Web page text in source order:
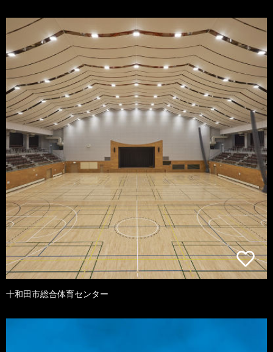
十和田市総合体育センター